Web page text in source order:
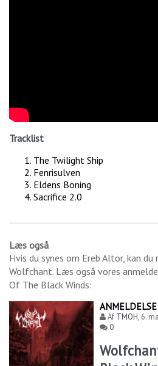
Tracklist
The Twilight Ship
Fenrisulven
Eldens Boning
Sacrifice 2.0
Læs også
Hvis du synes om Ereb Altor, kan du
Wolfchant. Læs også vores
Of The Black Winds:
ANMELDELSE
Af TMOH, 6.
0